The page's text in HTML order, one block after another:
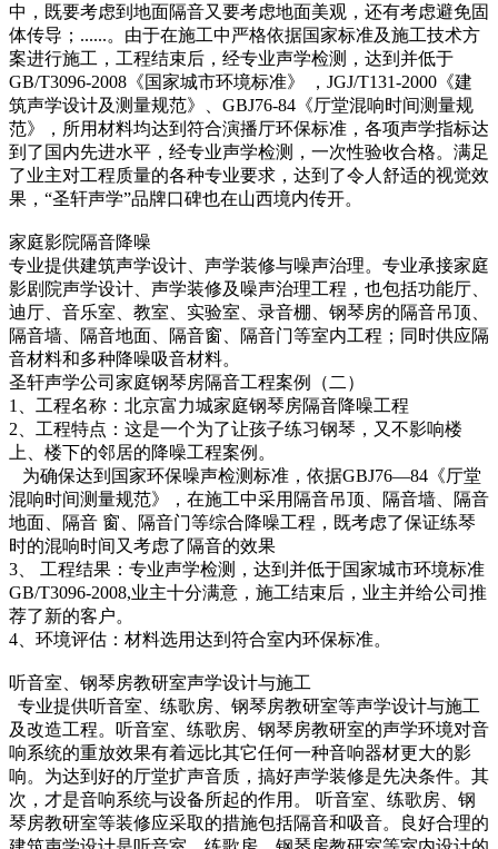
中，既要考虑到地面隔音又要考虑地面美观，还有考虑避免固
体传导；......。由于在施工中严格依据国家标准及施工技术方
案进行施工，工程结束后，经专业声学检测，达到并低于
GB/T3096-2008《国家城市环境标准》 ，JGJ/T131-2000《建
筑声学设计及测量规范》、GBJ76-84《厅堂混响时间测量规
范》，所用材料均达到符合演播厅环保标准，各项声学指标达
到了国内先进水平，经专业声学检测，一次性验收合格。满足
了业主对工程质量的各种专业要求，达到了令人舒适的视觉效
果，“圣轩声学”品牌口碑也在山西境内传开。
家庭影院隔音降噪
专业提供建筑声学设计、声学装修与噪声治理。专业承接家庭
影剧院声学设计、声学装修及噪声治理工程，也包括功能厅、
迪厅、音乐室、教室、实验室、录音棚、钢琴房的隔音吊顶、
隔音墙、隔音地面、隔音窗、隔音门等室内工程；同时供应隔
音材料和多种降噪吸音材料。
圣轩声学公司家庭钢琴房隔音工程案例（二）
1、工程名称：北京富力城家庭钢琴房隔音降噪工程
2、工程特点：这是一个为了让孩子练习钢琴，又不影响楼
上、楼下的邻居的降噪工程案例。
为确保达到国家环保噪声检测标准，依据GBJ76—84《厅堂
混响时间测量规范》，在施工中采用隔音吊顶、隔音墙、隔音
地面、隔音 窗、隔音门等综合降噪工程，既考虑了保证练琴
时的混响时间又考虑了隔音的效果
3、 工程结果：专业声学检测，达到并低于国家城市环境标准
GB/T3096-2008,业主十分满意，施工结束后，业主并给公司推
荐了新的客户。
4、环境评估：材料选用达到符合室内环保标准。
听音室、钢琴房教研室声学设计与施工
专业提供听音室、练歌房、钢琴房教研室等声学设计与施工
及改造工程。听音室、练歌房、钢琴房教研室的声学环境对音
响系统的重放效果有着远比其它任何一种音响器材更大的影
响。为达到好的厅堂扩声音质，搞好声学装修是先决条件。其
次，才是音响系统与设备所起的作用。 听音室、练歌房、钢
琴房教研室等装修应采取的措施包括隔音和吸音。良好合理的